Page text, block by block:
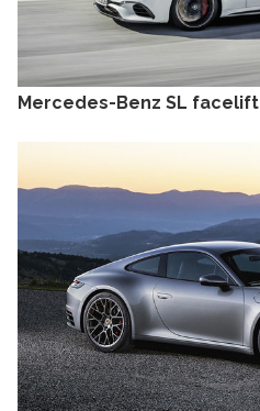
Mercedes-Benz SL facelift